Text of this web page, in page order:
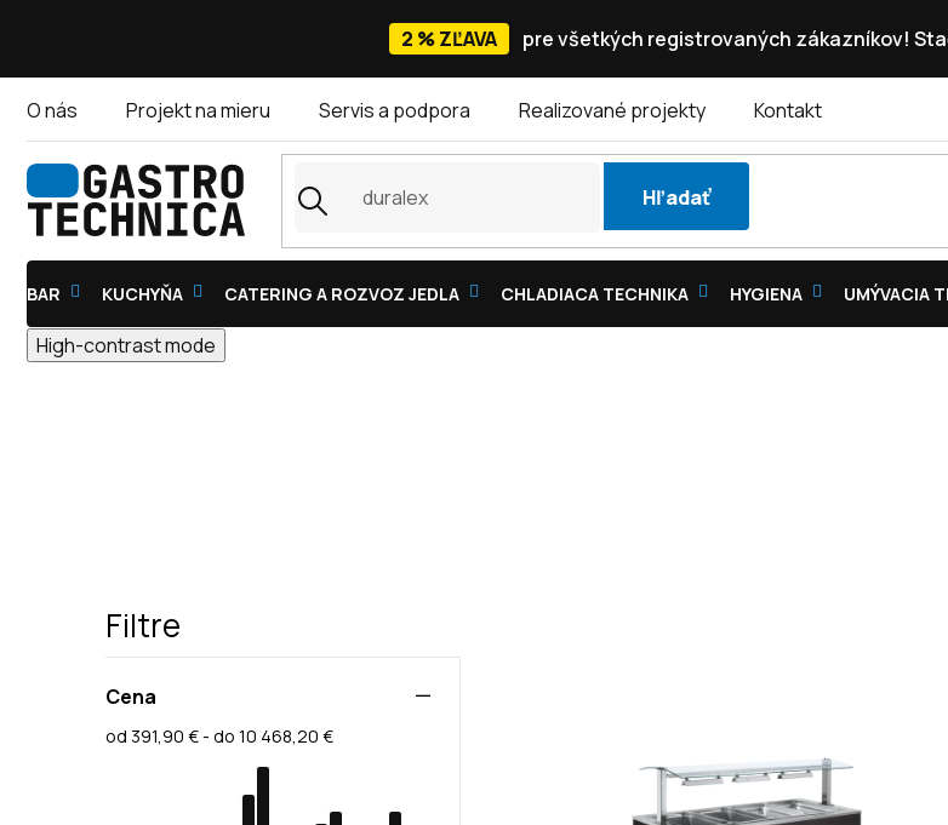
2 % ZĽAVA pre všetkých registrovaných zákazníkov!
O nás Projekt na mieru Servis a podpora Realizované projekty Kontakt
Hľadať
BAR KUCHYŇA CATERING A ROZVOZ JEDLA CHLADIACA TECHNIKA HYGIENA UMÝVACIA
High-contrast mode
Filtre
Cena
od 391,90 € - do 10 468,20 €